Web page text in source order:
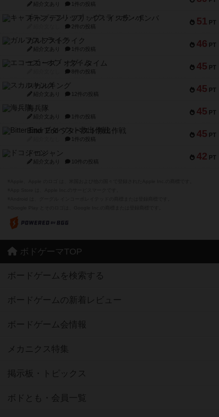
紹介文あり 1件の投稿
51 PT
キャプテン・フリップ：イスラ・ボンバ
2件の投稿
46 PT
ガルフストライク
紹介文あり 1件の投稿
45 PT
エコーズ・オブ・タイム
8件の投稿
45 PT
スカルキング
紹介文あり 12件の投稿
45 PT
海兵隊
紹介文あり 1件の投稿
45 PT
Bitter End ブタペスト救出作戦
1件の投稿
42 PT
ドコジャン
紹介文あり 10件の投稿
ボドゲーマTOP
ボードゲームを検索する
ボードゲームの新着レビュー
ボードゲーム会情報
メカニクス特集
掲示板・トピックス
ボドとも・会員一覧